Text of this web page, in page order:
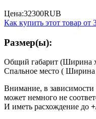
Цена:32300RUB
Как купить этот товар от
Размер(ы):
Общий габарит (Ширина
Спальное место (
Внимание, в
может немного не
И иметь расхождение до